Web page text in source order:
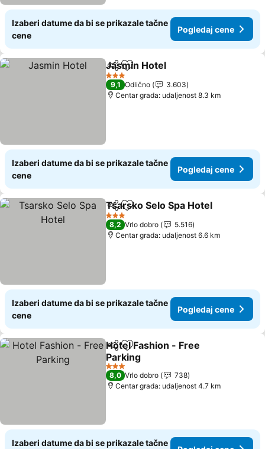
Izaberi datume da bi se prikazale tačne
cene
Pogledaj cene
Deli Dodati u favorite
Jasmin Hotel
3 Zvezdice
9,1 Odlično
3.603
Centar grada: udaljenost 8.3 km
Izaberi datume da bi se prikazale tačne
cene
Pogledaj cene
Deli Dodati u favorite
Tsarsko Selo Spa Hotel
3 Zvezdice
8,2 Vrlo dobro
5.516
Centar grada: udaljenost 6.6 km
Izaberi datume da bi se prikazale tačne
cene
Pogledaj cene
Deli Dodati u favorite
Hotel Fashion - Free
Parking
Pogledaj cene
3 Zvezdice
8,0 Vrlo dobro
738
Centar grada: udaljenost 4.7 km
Izaberi datume da bi se prikazale tačne